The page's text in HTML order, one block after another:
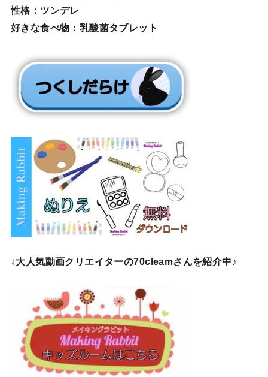
性格：ツンデレ
好きな食べ物：乳酸菌タブレット
↓大人気動画クリエイターの70cleamさんを紹介中♪